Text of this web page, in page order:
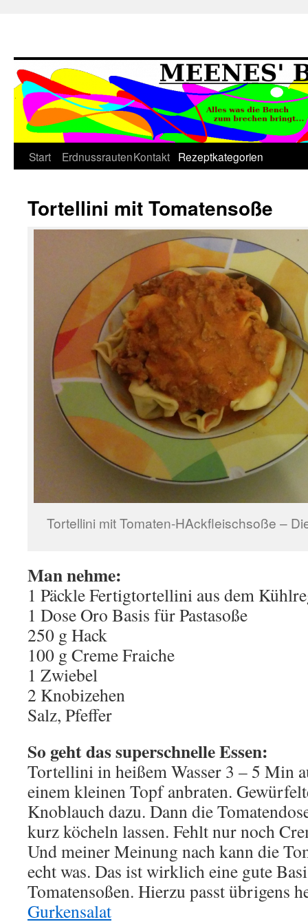
Springe
Inhalt
Start ErdnussrautenKontakt Rezeptkategorien
Tortellini mit Tomatensoße
Tortellini mit Tomaten-HAckfleischsoße –
Man nehme:
1 Päckle Fertigtortellini aus dem
1 Dose Oro Basis für Pastasoße
250 g Hack
100 g Creme Fraiche
1 Zwiebel
2 Knobizehen
Salz, Pfeffer
So geht das superschnelle Essen:
Tortellini in heißem Wasser 3 – 5 Min
einem kleinen Topf anbraten.
Knoblauch dazu. Dann die
kurz köcheln lassen. Fehlt nur noch
Und meiner Meinung nach kann die
echt was. Das ist wirklich eine gute
Tomatensoßen. Hierzu passt übrigens
Gurkensalat